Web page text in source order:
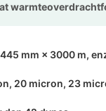
mm × 3000 m,
20 micron, 23